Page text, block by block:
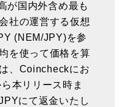
が国内外含め最も
社の運営する仮想
(NEM/JPY)を参
を使って価格を算
、Coincheckにお
本リリース時ま
にて返金いたし